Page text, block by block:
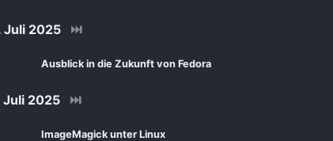
Juli 2025 ⏭
Ausblick in die Zukunft von Fedora
2025 ⏭
ImageMagick unter Linux